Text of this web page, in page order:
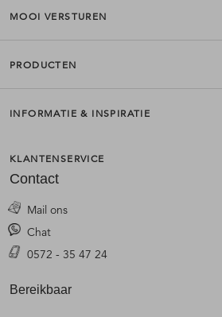
MOOI VERSTUREN
PRODUCTEN
INFORMATIE & INSPIRATIE
KLANTENSERVICE
Contact
Mail ons
Chat
0572 - 35 47 24
Bereikbaar